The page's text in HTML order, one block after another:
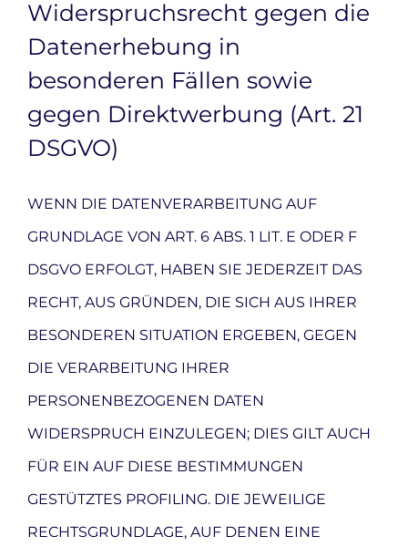
Widerspruchsrecht gegen die
Datenerhebung in
besonderen Fällen sowie
gegen Direktwerbung (Art. 21
DSGVO)
WENN DIE DATENVERARBEITUNG AUF
GRUNDLAGE VON ART. 6 ABS. 1 LIT. E ODER F
DSGVO ERFOLGT, HABEN SIE JEDERZEIT DAS
RECHT, AUS GRÜNDEN, DIE SICH AUS IHRER
BESONDEREN SITUATION ERGEBEN, GEGEN
DIE VERARBEITUNG IHRER
PERSONENBEZOGENEN DATEN
WIDERSPRUCH EINZULEGEN; DIES GILT AUCH
FÜR EIN AUF DIESE BESTIMMUNGEN
GESTÜTZTES PROFILING. DIE JEWEILIGE
RECHTSGRUNDLAGE, AUF DENEN EINE